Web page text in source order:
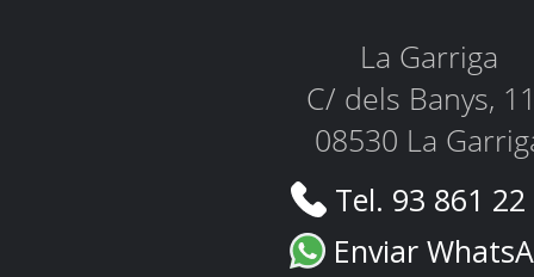
La Garriga
C/ dels Banys,
08530 La
Tel. 93 861
Enviar